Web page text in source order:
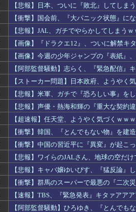
【悲報】日本、ついに『敗北』してしま
【衝撃】国会前、『大パニック状態』に
【悲報】JAL、ガチでやらかしてしまう
【画像】『ドラクエ12』、ついに解禁キ
【画像】今週の少年ジャンプの『表紙』
【阿部監督騒動】志らく、『緊急配信』
【ストーカー問題】日本政府、ようやく
【悲報】米軍、ガチで『恐ろしい事』を
【悲報】声優・熱海和輝の『重大な契約
【超速報】任天堂、ようやく気づくｗｗ
【衝撃】韓国、『とんでもない物』を建
【衝撃】中国の習近平に『異変』が起こ
【悲報】ワイらのJALさん、地球の空だ
【悲報】キャバ嬢ゆいぴす、『猛反論』
【衝撃】群馬のスーパーで最悪の『二次
【速報】TBS、『緊急発表』キタァアア
【阿部監督騒動】ひろゆき、『とんでも